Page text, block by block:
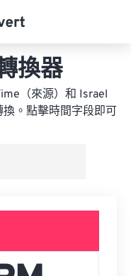
換器
（來源）和 Israel
。點擊時間字段即可